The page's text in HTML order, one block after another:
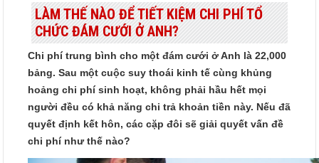
LÀM THẾ NÀO ĐỂ TIẾT KIỆM CHI PHÍ TỔ
CHỨC ĐÁM CƯỚI Ở ANH?
Chi phí trung bình cho một đám cưới ở Anh là 22,000
bảng. Sau một cuộc suy thoái kinh tế cùng khủng
hoảng chi phí sinh hoạt, không phải hầu hết mọi
người đều có khả năng chi trả khoản tiền này. Nếu đã
quyết định kết hôn, các cặp đôi sẽ giải quyết vấn đề
chi phí như thế nào?